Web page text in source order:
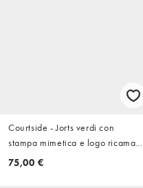
Courtside - Jorts verdi con
stampa mimetica e logo ricamato
sulla tasca sul retro
75,00 €